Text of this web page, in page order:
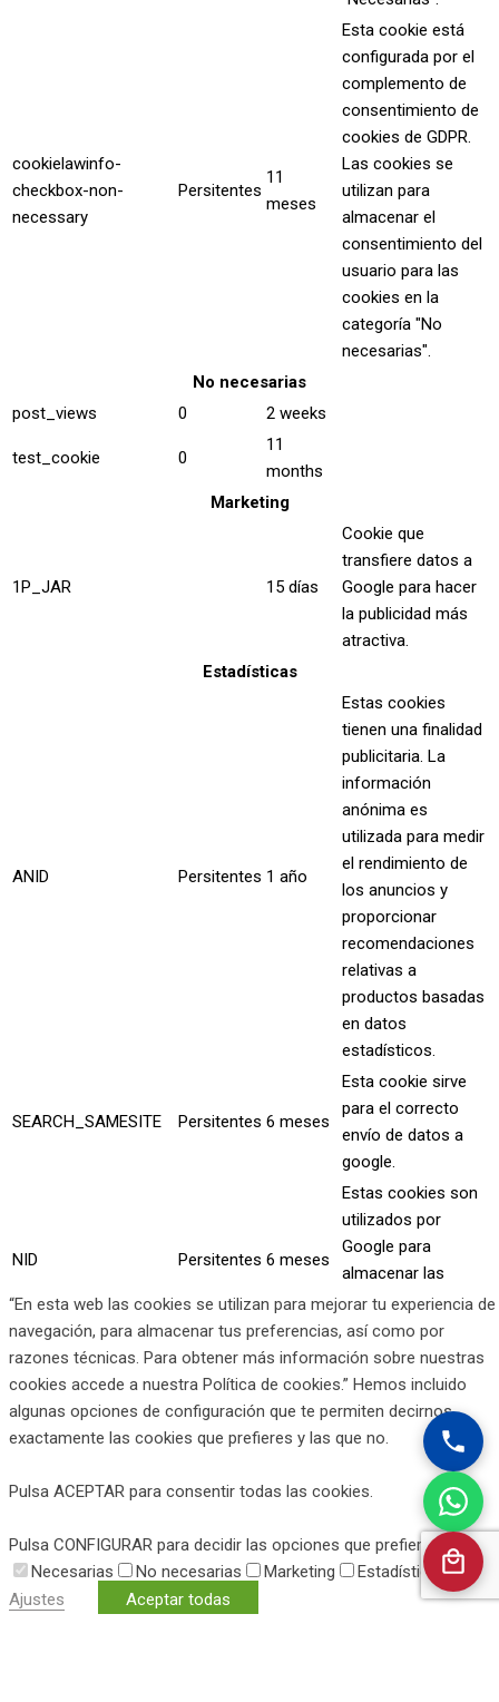
“En esta web las cookies se utilizan para mejorar tu experiencia de
navegación, para almacenar tus preferencias, así como por
razones técnicas. Para obtener más información sobre nuestras
cookies accede a nuestra Política de cookies.” Hemos incluido
algunas opciones de configuración que te permiten decirnos
exactamente las cookies que prefieres y las que no.
Pulsa ACEPTAR para consentir todas las cookies.
Pulsa CONFIGURAR para decidir las opciones que prefieres.”
Necesarias
No necesarias Marketing
Estadísticas
Ajustes
Aceptar todas
cookielawinfo-
checkbox-non-
necessary
Persitentes
11
meses
Esta cookie está
configurada por el
complemento de
consentimiento de
cookies de GDPR.
Las cookies se
utilizan para
almacenar el
consentimiento del
usuario para las
cookies en la
categoría "No
necesarias".
No necesarias
post_views
0 2 weeks
test_cookie 0
11
months
Marketing
1P_JAR 15 días
Cookie que
transfiere datos a
Google para hacer
la publicidad más
atractiva.
Estadísticas
ANID Persitentes 1 año
Estas cookies
tienen una finalidad
publicitaria. La
información
anónima es
utilizada para medir
el rendimiento de
los anuncios y
proporcionar
recomendaciones
relativas a
productos basadas
en datos
estadísticos.
SEARCH_SAMESITE Persitentes 6 meses
Esta cookie sirve
para el correcto
envío de datos a
google.
NID Persitentes 6 meses
Estas cookies son
utilizados por
Google para
almacenar las
preferencias del
usuario.
No necesarias
non-necessary
Las cookies que pueden no ser particularmente necesarias para
que el sitio web funcione y se utilizan específicamente para
recopilar datos personales del usuario a través de análisis,
anuncios y otros contenidos integrados se denominan cookies
no necesarias. Es obligatorio obtener el consentimiento del
usuario antes de ejecutar estas cookies en su sitio web.